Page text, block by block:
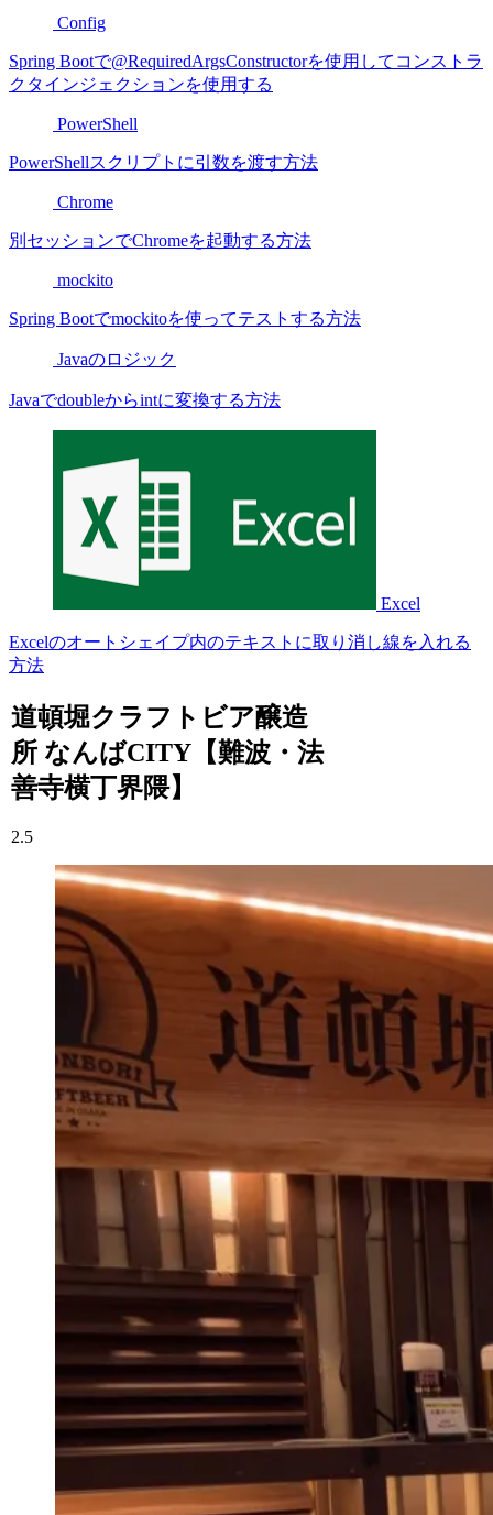
Config
Spring Bootで@RequiredArgsConstructorを使用してコンストラ
クタインジェクションを使用する
PowerShell
PowerShellスクリプトに引数を渡す方法
Chrome
別セッションでChromeを起動する方法
mockito
Spring Bootでmockitoを使ってテストする方法
Javaのロジック
Javaでdoubleからintに変換する方法
Excel
Excelのオートシェイプ内のテキストに取り消し線を入れる
方法
道頓堀クラフトビア醸造
所 なんばCITY【難波・法
善寺横丁界隈】
2.5